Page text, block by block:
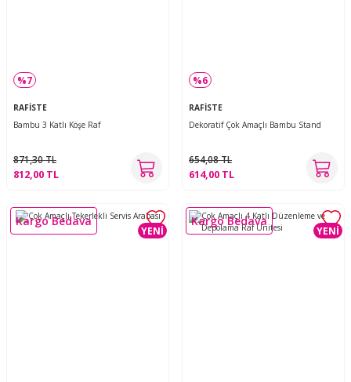
%7
RAFİSTE
Bambu 3 Katlı Köşe Raf
871,30 TL
812,00 TL
%6
RAFİSTE
Dekoratif Çok Amaçlı Bambu Stand
654,08 TL
614,00 TL
YENİ
Kargo Bedava
YENİ
Kargo Bedava